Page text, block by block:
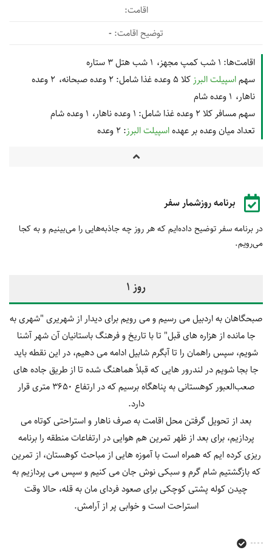
-
اقامت‌ها: 1 شب کمپ مجهز
1 شب هتل 3 ستاره
سهماسپیلت البرز کلا 5 وعده غذا شامل: 2 وعده صبحانه
2 وعده
ناهار
1 وعده شام
سهم مسافر کلا 2 وعده غذا شامل:
1 وعده ناهار
1 وعده شام
تعداد میان وعده بر عهدهاسپیلت البرز: 2 وعده
برنامه روزشمار سفر
در برنامه سفر توضیح داده‌ایم که هر روز چه جاذبه‌هایی را می‌بینیم و به کجا
می‌رویم.
روز 1
صبحگاهان به اردبیل می رسیم و می رویم برای دیدار از شهریری "شهری به
جا مانده از هزاره های قبل" تا با تاریخ و فرهنگ باستانیان آن شهر آشنا
شویم، سپس راهمان را تا آبگرم شابیل ادامه می دهیم، در این نقطه باید
جا بجا شویم در لندرور هایی که قبلاً هماهنگ شده تا از طریق جاده‌ های
صعب‌العبور کوهستانی به پناهگاه برسیم که در ارتفاع 3650 متری قرار
دارد.
بعد از تحویل گرفتن محل اقامت به صرف ناهار و استراحتی کوتاه می
پردازیم، برای بعد از ظهر تمرین هم هوایی در ارتفاعات منطقه را برنامه
ریزی کرده ایم که همراه است با آموزه هایی از مباحث کوهستان، از تمرین
که بازگشتیم شام گرم و سبکی نوش جان می کنیم و سپس می پردازیم به
چیدن کوله پشتی کوچکی برای صعود فردای مان به قله، حالا وقت
استراحت است و خوابی پر از آرامش.